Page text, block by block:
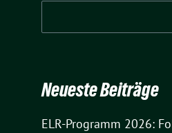
Neueste Beiträge
ELR-Programm 2026: